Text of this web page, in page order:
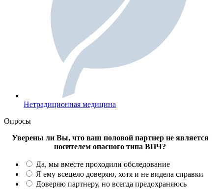
Нетрадиционная медицина
Опросы
Уверены ли Вы, что ваш половой партнер не является
носителем опасного типа ВПЧ?
Да, мы вместе проходили обследование
Я ему всецело доверяю, хотя и не видела справки
Доверяю партнеру, но всегда предохраняюсь